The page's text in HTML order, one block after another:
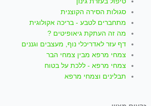
b
o
o
k
u
b
e
a
g
r
s
a
p
k
סגולות הסירה הקוצנית
מתחברים לטבע - בריכה אקולוגית
מה זה העתקת גיאופיטים ?
דף עזר לאדריכלי נוף, מעצבים וגננים
צמחי מרפא מבין צמחי הבר
צמחי מרפא - ללכת על בטוח
תבלינים וצמחי מרפא